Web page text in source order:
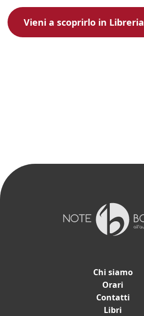
Vieni a scoprirlo in Libreria
Chi siamo
Orari
Contatti
Libri